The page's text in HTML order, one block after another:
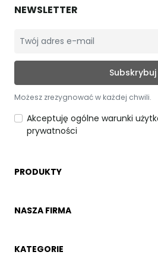
NEWSLETTER
Możesz zrezygnować w każdej chwili.
Akceptuję ogólne warunki
prywatności
PRODUKTY
NASZA FIRMA
KATEGORIE